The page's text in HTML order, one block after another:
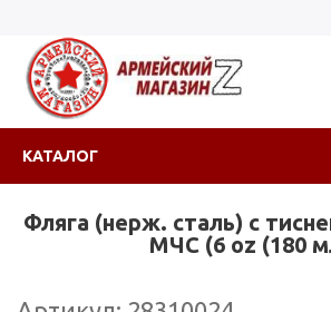
КАТАЛОГ
Фляга (нерж. сталь) с
МЧС (6 oz (180